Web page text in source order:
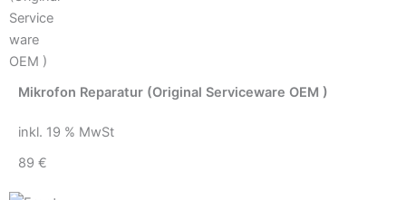
Mikrofon Reparatur (Original Serviceware OEM )
inkl. 19 % MwSt
89 €